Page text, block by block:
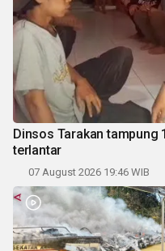
Dinsos Tarakan tampung
terlantar
07 August 2026 19:46 WIB